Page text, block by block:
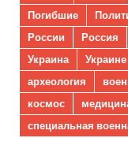
Погибшие
России
Россия
Украина
Украине
археология
космос
специальная